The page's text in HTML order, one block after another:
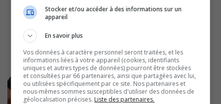
Stocker et/ou accéder à des informations sur un
appareil
En savoir plus
Vos données à caractère personnel seront traitées, et les
informations liées à votre appareil (cookies, identifiants
uniques et autres types de données) pourront être stockées
et consultées par 66 partenaires, ainsi que partagées avec lui,
ou utilisées spécifiquement par ce site. Nos partenaires et
nous-mêmes sommes susceptibles d'utiliser des données de
géolocalisation précises. Liste des partenaires.